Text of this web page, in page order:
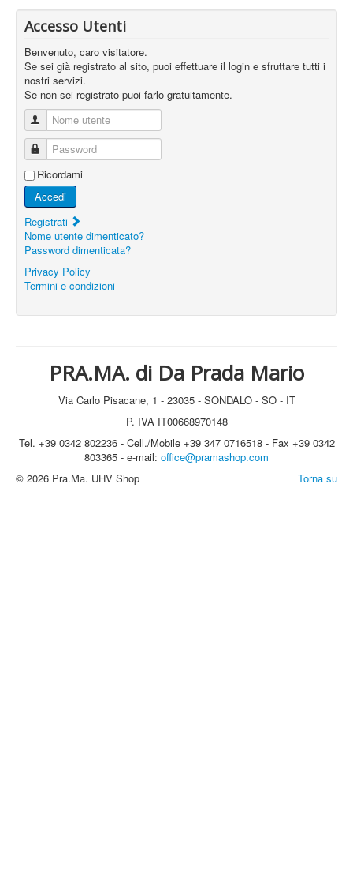
Accesso Utenti
Benvenuto, caro visitatore.
Se sei già registrato al sito, puoi effettuare il login e sfruttare tutti i
nostri servizi.
Se non sei registrato puoi farlo gratuitamente.
Nome utente
Password
Ricordami
Accedi
Registrati
Nome utente dimenticato?
Password dimenticata?
Privacy Policy
Termini e condizioni
PRA.MA. di Da Prada Mario
Via Carlo Pisacane, 1 - 23035 - SONDALO - SO - IT
P. IVA IT00668970148
Tel. +39 0342 802236 - Cell./Mobile +39 347 0716518 - Fax +39 0342
803365 - e-mail: office@pramashop.com
Torna su
© 2026 Pra.Ma. UHV Shop